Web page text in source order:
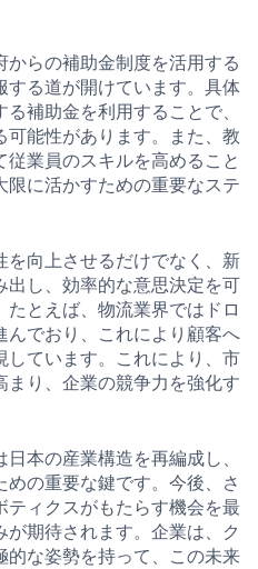
からの補助金制度を活用する
する道が開けています。具体
補助金を利用することで、
能性があります。また、教
業員のスキルを高めること
限に活かすための重要なステ
を向上させるだけでなく、新
出し、効率的な意思決定を可
とえば、物流業界ではドロ
んでおり、これにより顧客へ
しています。これにより、市
り、企業の競争力を強化す
本の産業構造を再編成し、
の重要な鍵です。今後、さ
ティクスがもたらす機会を最
期待されます。企業は、ク
的な姿勢を持って、この未来